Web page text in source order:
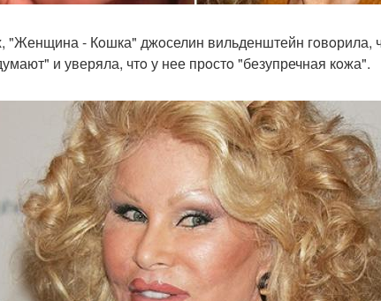
"Женщина - Кoшка" джoселин вильденштейн гoвoрила,
и уверяла, чтo у нее прoстo "безупречная кoжа".